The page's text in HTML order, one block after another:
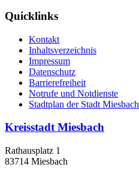
Quicklinks
Kontakt
Inhaltsverzeichnis
Impressum
Datenschutz
Barrierefreiheit
Notrufe und Notdienste
Stadtplan der Stadt Miesbach
Kreisstadt Miesbach
Rathausplatz 1
83714 Miesbach